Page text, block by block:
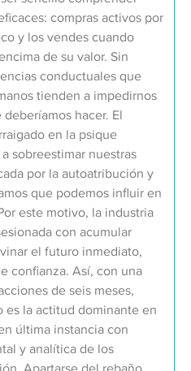
compras activos por
y los vendes cuando
de su valor. Sin
conductuales que
tienden a impedirnos
hacer. El
en la psique
sobreestimar nuestras
por la autoatribución y
que podemos influir en
este motivo, la industria
con acumular
el futuro inmediato,
confianza. Así, con una
de seis meses,
la actitud dominante en
última instancia con
y analítica de los